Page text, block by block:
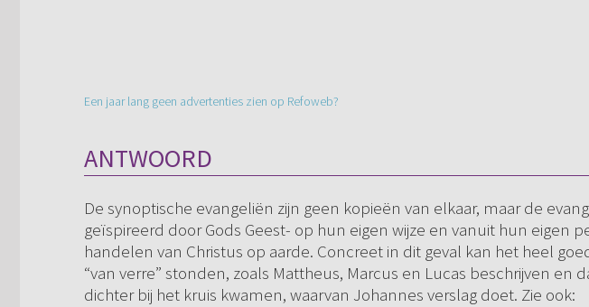
Een jaar lang geen advertenties zien op Refoweb?
ANTWOORD
De synoptische evangeliën zijn geen kopieën van elkaar, maar de
geïspireerd door Gods Geest- op hun eigen wijze en vanuit hun eigen
handelen van Christus op aarde. Concreet in dit geval kan het heel
“van verre” stonden, zoals Mattheus, Marcus en Lucas beschrijven en
dichter bij het kruis kwamen, waarvan Johannes verslag doet. Zie ook: